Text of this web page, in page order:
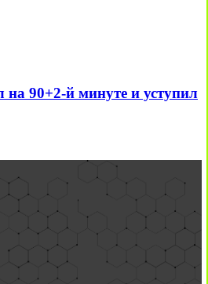
на 90+2-й минуте и уступил